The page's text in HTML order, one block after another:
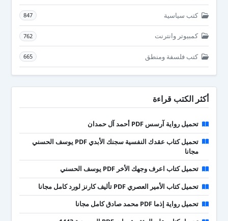
كتب سياسية 847
كمبيوتر وانترنت 762
كتب فلسفة ومنطق 665
أكثر الكتب قراءة
تحميل رواية آرسس PDF أحمد آل حمدان
تحميل كتاب عقدك النفسية سجنك الأبدي PDF يوسف الحسني
مجانا
تحميل كتاب اعرف وجهك الأخر PDF يوسف الحسني
تحميل كتاب الأمير العصري PDF تأليف كارنز لورد كامل مجانا
تحميل رواية إذما PDF محمد صادق كامل مجانا